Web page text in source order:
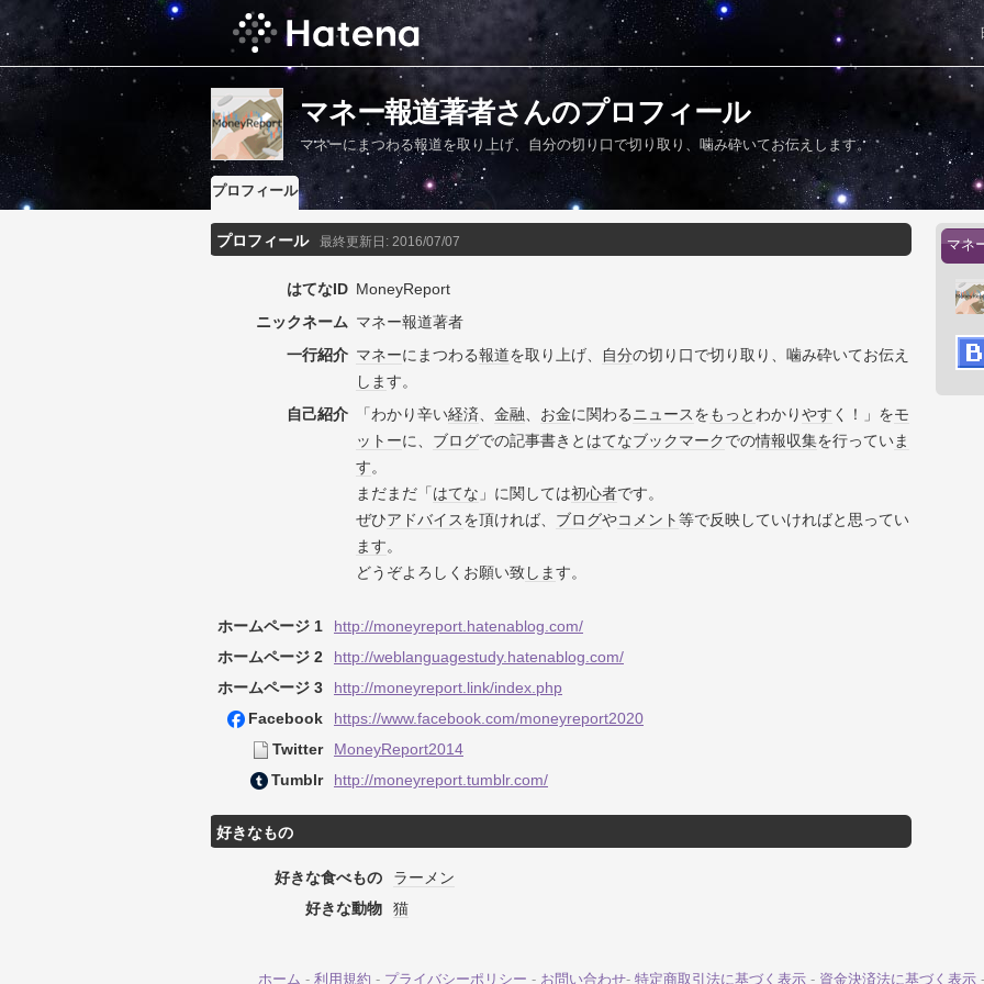
マネー報道著者さんのプロフィール
マネーにまつわる報道を取り上げ、自分の切り口で切り取り、噛み砕いてお伝えします。
プロフィール
プロフィール 最終更新日: 2016/07/07
はてなID MoneyReport
ニックネーム マネー報道著者
一行紹介 マネーにまつわる報道を取り上げ、 自分の切り口で切り取り、噛み砕いてお伝え
します。
自己紹介
「わかり辛い経済、 金融、 お金に関わるニュースをもっとわかりやす く！」をモ
ットーに、 ブログでの記事書きと はてなブックマークでの情報収集を行っていま
す。
まだまだ「はてな 」に関しては初心者です。
ぜひアドバイスを頂ければ、 ブログやコメント等で反映していければと思ってい
ます。
どうぞよろしくお願い致します。
ホームページ 1
http://moneyreport.hatenablog.com/
ホームページ 2
http://weblanguagestudy.hatenablog.com/
ホームページ 3
http://moneyreport.link/index.php
Facebook
https://www.facebook.com/moneyreport2020
Twitter
MoneyReport2014
Tumblr
http://moneyreport.tumblr.com/
好きなもの
好きな食べもの
ラーメン
好きな動物
猫
マネ
ホーム - 利用規約 - プライバシーポリシー - お問い合わせ- 特定商取引法に基づく表示 - 資金決済法に基づく表示 -